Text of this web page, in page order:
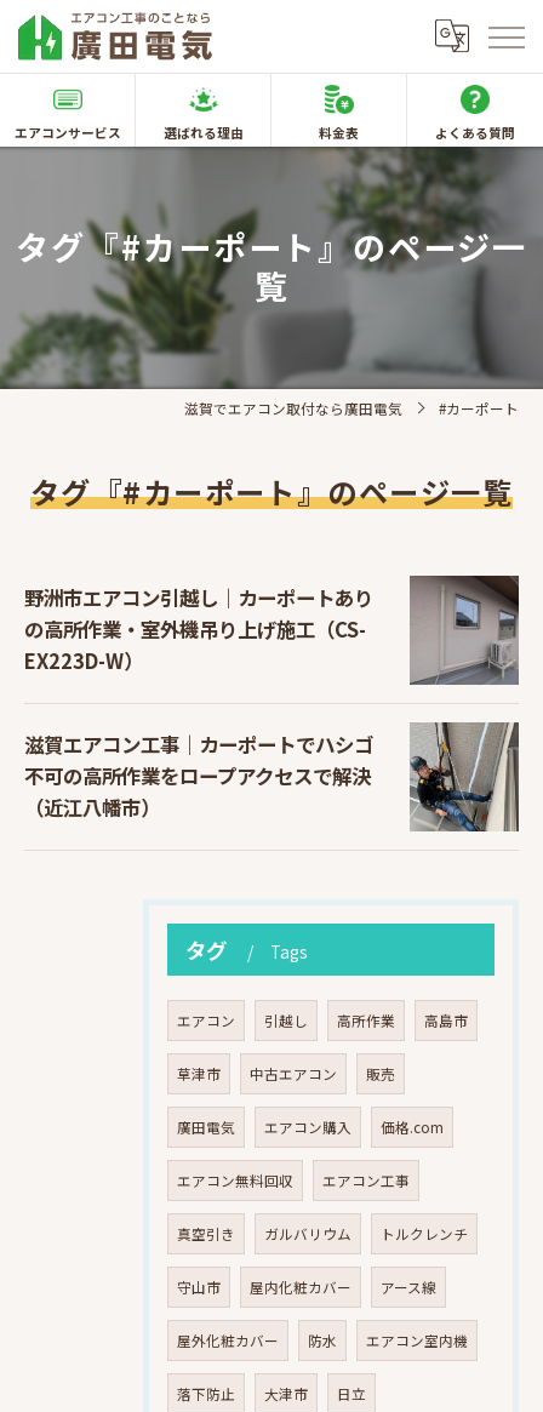
エアコンサービス 選ばれる理由 料金表 よくある質問
タグ『#カーポート』のページ一
覧
滋賀でエアコン取付なら廣田電気 #カーポート
タグ『#カーポート』のページ一覧
野洲市エアコン引越し｜カーポートあり
の高所作業・室外機吊り上げ施工（CS-
EX223D-W）
滋賀エアコン工事｜カーポートでハシゴ
不可の高所作業をロープアクセスで解決
（近江八幡市）
タグ Tags
エアコン 引越し 高所作業 高島市
草津市 中古エアコン 販売
廣田電気 エアコン購入 価格.com
エアコン無料回収 エアコン工事
真空引き ガルバリウム トルクレンチ
守山市 屋内化粧カバー アース線
屋外化粧カバー 防水 エアコン室内機
落下防止 大津市 日立